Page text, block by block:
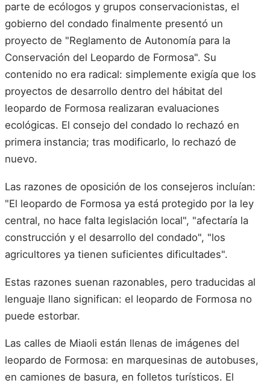
parte de ecólogos y grupos conservacionistas, el
gobierno del condado finalmente presentó un
proyecto de "Reglamento de Autonomía para la
Conservación del Leopardo de Formosa". Su
contenido no era radical: simplemente exigía que los
proyectos de desarrollo dentro del hábitat del
leopardo de Formosa realizaran evaluaciones
ecológicas. El consejo del condado lo rechazó en
primera instancia; tras modificarlo, lo rechazó de
nuevo.
Las razones de oposición de los consejeros incluían:
"El leopardo de Formosa ya está protegido por la ley
central, no hace falta legislación local", "afectaría la
construcción y el desarrollo del condado", "los
agricultores ya tienen suficientes dificultades".
Estas razones suenan razonables, pero traducidas al
lenguaje llano significan: el leopardo de Formosa no
puede estorbar.
Las calles de Miaoli están llenas de imágenes del
leopardo de Formosa: en marquesinas de autobuses,
en camiones de basura, en folletos turísticos. El